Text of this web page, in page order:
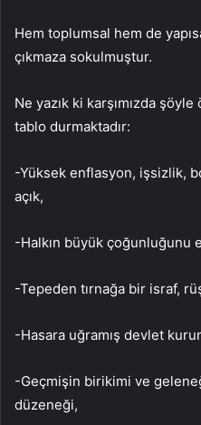
Hem toplumsal hem de
çıkmaza sokulmuştur.
Ne yazık ki karşımızda
tablo durmaktadır:
-Yüksek enflasyon, işsizlik,
açık,
-Halkın büyük çoğunluğunu
-Tepeden tırnağa bir israf,
-Hasara uğramış devlet
-Geçmişin birikimi ve
düzeneği,